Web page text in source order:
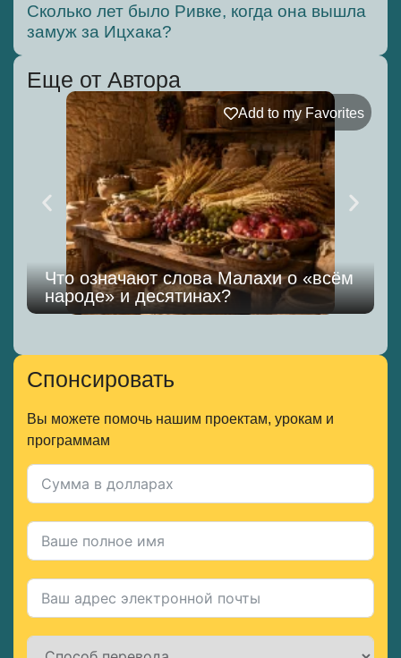
Сколько лет было Ривке, когда она вышла
замуж за Ицхака?
Еще от Автора
Add to my Favorites
Что означают слова Малахи о «всём
народе» и десятинах?
Спонсировать
Вы можете помочь нашим проектам, урокам и
программам